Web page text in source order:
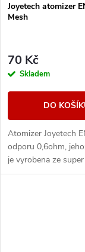
Joyetech atomizer
Mesh
70 Kč
Skladem
DO
Atomizer Joyetech
odporu 0,6ohm,
je vyrobena ze super
austenitické